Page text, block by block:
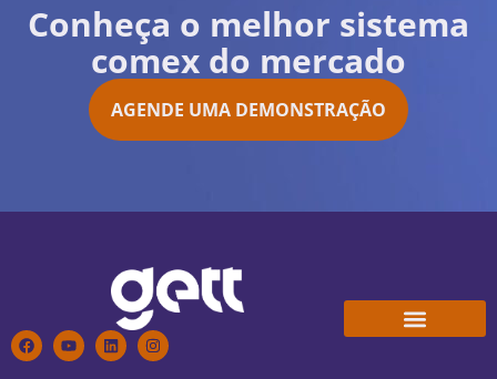
Conheça o melhor sistema
comex do mercado
AGENDE UMA DEMONSTRAÇÃO